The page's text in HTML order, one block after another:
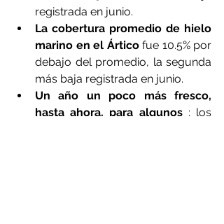
registrada en junio.
La cobertura promedio de hielo
marino en el Ártico fue 10.5% por
debajo del promedio, la segunda
más baja registrada en junio.
Un año un poco más fresco,
hasta ahora, para algunos : los